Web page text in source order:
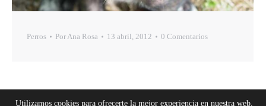
Perros PorAna Rosa 13 abril, 2012 0 Comentarios
Utilizamos cookies para ofrecerte la mejor experiencia en nuestra web.